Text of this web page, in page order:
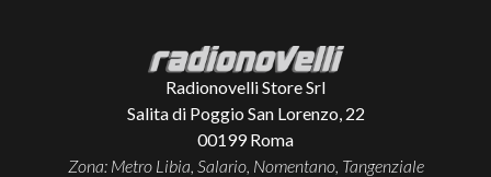
Radionovelli Store Srl
Salita di Poggio San Lorenzo, 22
00199 Roma
Zona: Metro Libia, Salario, Nomentano, Tangenziale